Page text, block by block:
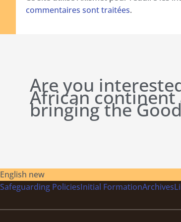
commentaires sont traitées.
Are you
African continent
bringing the
English new
Safeguarding PoliciesInitial FormationArchives